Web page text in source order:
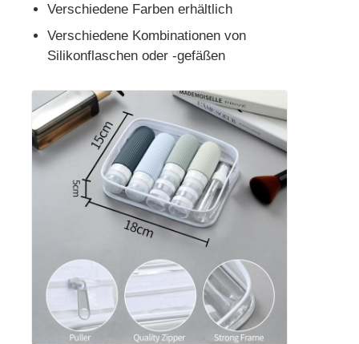
Verschiedene Farben erhältlich
Verschiedene Kombinationen von
Silikonflaschen oder -gefäßen